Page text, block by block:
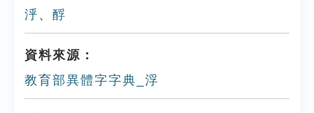
泘 、 酻
資料來源：
教育部異體字字典_浮